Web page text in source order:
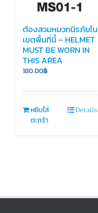
ต้องสวมหมวกนิรภัยใน
เขตพื้นที่นี้ – HELMET
MUST BE WORN IN
THIS AREA
180.00฿
หยิบใส่
ตะกร้า
Details